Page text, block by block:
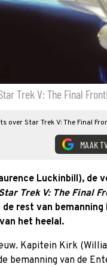
Trek V: The Final
over Star Trek V: The Final
MAAK
Luckinbill), de
Trek V: The Final
de rest van
het heelal.
Kapitein Kirk
bemanning van de